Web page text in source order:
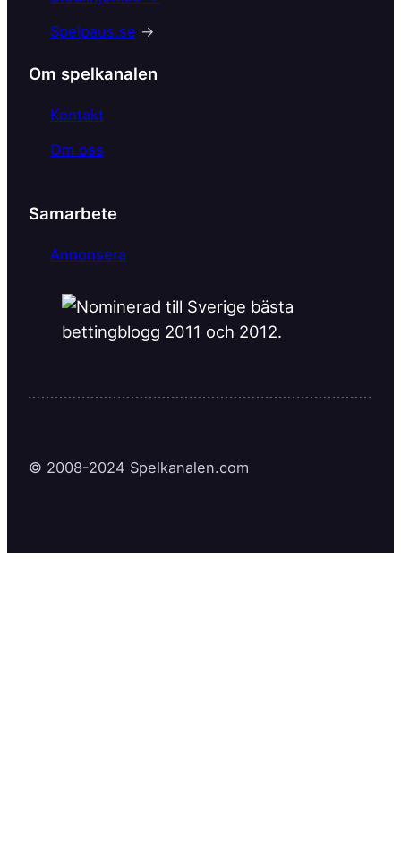
o
k
Spelpaus.se →
Om spelkanalen
Kontakt
Om oss
Samarbete
Annonsera
© 2008-2024 Spelkanalen.com